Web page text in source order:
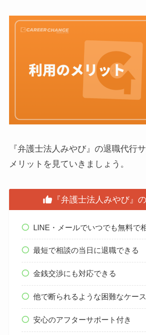
『弁護士法人みやび』の退職代行
メリットを見ていきましょう。
『弁護士法人みやび』
LINE・メールでいつでも無料で
最短で相談の当日に退職できる
金銭交渉にも対応できる
他で断られるような困難なケー
安心のアフターサポート付き